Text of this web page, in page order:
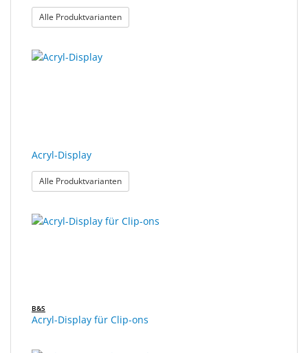
Alle Produktvarianten: Säulen-Acryl-Displays
Acryl-Display
Alle Produktvarianten: Acryl-Display
B&S
Acryl-Display für Clip-ons